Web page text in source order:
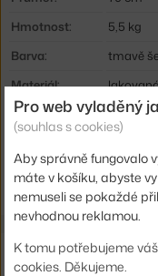
Hmotnost:
5,5 kg
Barva:
tmavě
Materiál:
Info k produktu: Není
EAN
Ze stejné kolekce
Pro web vyladěný
(souhlas s cookies)
Aby správně fungovalo
máte v košíku, abyste
nemuseli se pokaždé
nevhodnou reklamou.
K tomu potřebujeme
cookies. Děkujeme.